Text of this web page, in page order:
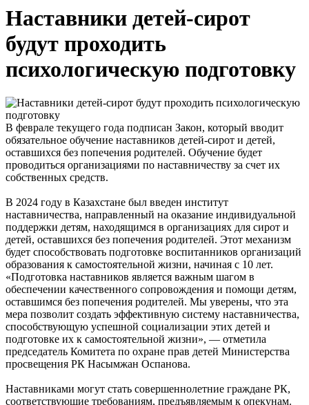
Наставники детей-сирот
будут проходить
психологическую подготовку
В феврале текущего года подписан Закон, который вводит
обязательное обучение наставников детей-сирот и детей,
оставшихся без попечения родителей. Обучение будет
проводиться организациями по наставничеству за счет их
собственных средств.
В 2024 году в Казахстане был введен институт
наставничества, направленный на оказание индивидуальной
поддержки детям, находящимся в организациях для сирот и
детей, оставшихся без попечения родителей. Этот механизм
будет способствовать подготовке воспитанников организаций
образования к самостоятельной жизни, начиная с 10 лет.
«Подготовка наставников является важным шагом в
обеспечении качественного сопровождения и помощи детям,
оставшимся без попечения родителей. Мы уверены, что эта
мера позволит создать эффективную систему наставничества,
способствующую успешной социализации этих детей и
подготовке их к самостоятельной жизни», — отметила
председатель Комитета по охране прав детей Министерства
просвещения РК Насымжан Оспанова.
Наставниками могут стать совершеннолетние граждане РК,
соответствующие требованиям, предъявляемым к опекунам.